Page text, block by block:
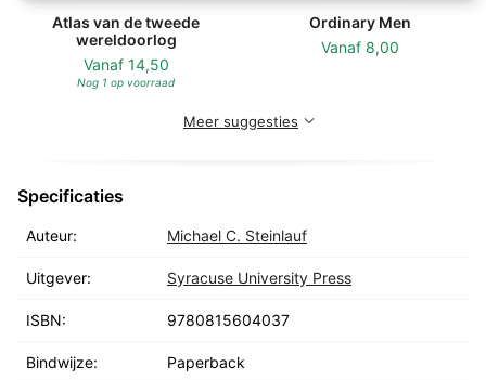
Atlas van de tweede
wereldoorlog
Vanaf 14,50
Nog 1 op voorraad
Ordinary Men
Vanaf 8,00
Meer suggesties
Specificaties
Auteur: Michael C. Steinlauf
Uitgever: Syracuse University Press
ISBN: 9780815604037
Bindwijze: Paperback